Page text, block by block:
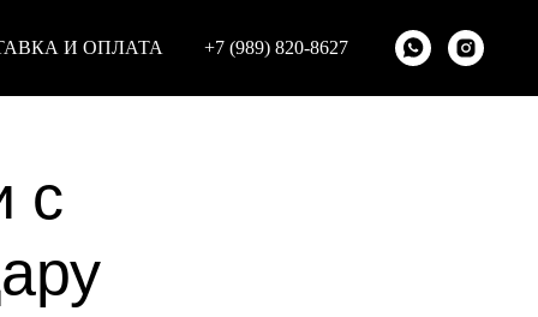
И ОПЛАТА +7 (989) 820-8627
с